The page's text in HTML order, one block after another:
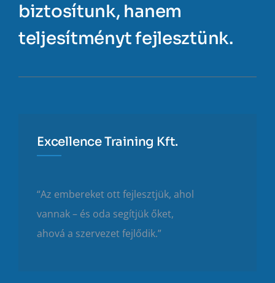
biztosítunk, hanem
teljesítményt fejlesztünk.
Excellence Training Kft.
“Az embereket ott fejlesztjük, ahol
vannak – és oda segítjük őket,
ahová a szervezet fejlődik.”